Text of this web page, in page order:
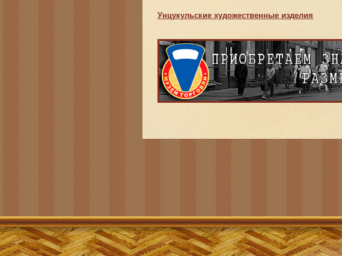
Унцукульские художественные изделия